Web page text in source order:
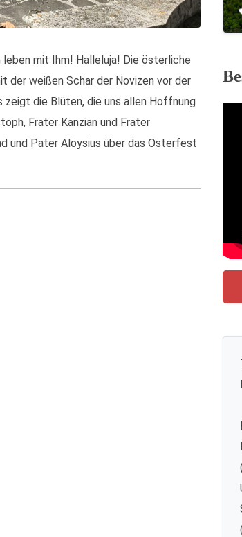
mit Ihm! Halleluja! Die österliche
der weißen Schar der Novizen vor der
zeigt die Blüten, die uns allen Hoffnung
Frater Kanzian und Frater
und Pater Aloysius über das Osterfest